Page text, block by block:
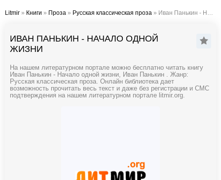
Litmir » Книги » Проза » Русская классическая проза » Иван Панькин - Начало одной жизни
ИВАН ПАНЬКИН - НАЧАЛО ОДНОЙ
ЖИЗНИ
На нашем литературном портале можно бесплатно читать книгу
Иван Панькин - Начало одной жизни, Иван Панькин . Жанр:
Русская классическая проза. Онлайн библиотека дает
возможность прочитать весь текст и даже без регистрации и СМС
подтверждения на нашем литературном портале litmir.org.